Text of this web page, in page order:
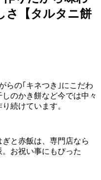
さ【タルタニ餅
らの｢キネつき｣にこだわ
のかき餅など今では中々
続けています。
ぎと赤飯は、専門店なら
。お祝い事にもぴった